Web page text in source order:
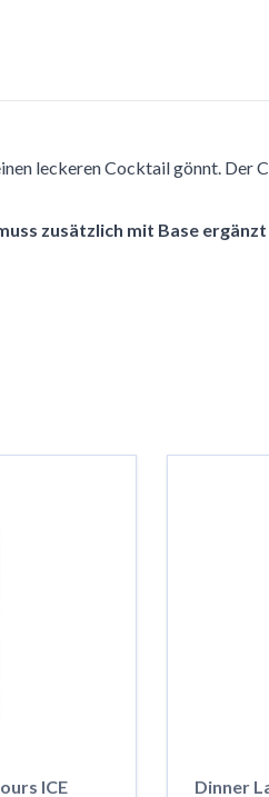
leckeren Cocktail gönnt.
zusätzlich mit Base ergänzt
ICE
Dinner